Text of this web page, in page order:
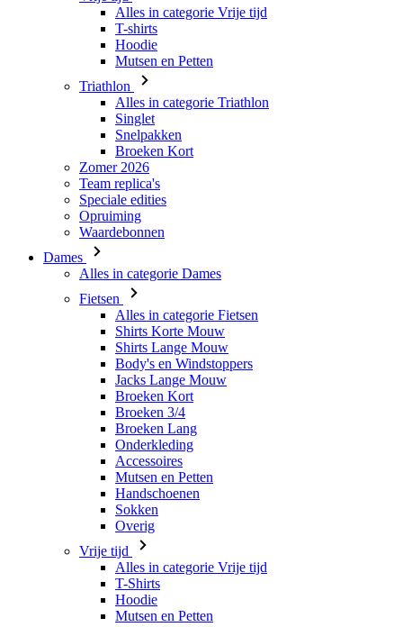
Triathlon
Alles in categorie Triathlon
Singlet
Snelpakken
Broeken Kort
Zomer 2026
Team replica's
Speciale edities
Opruiming
Waardebonnen
Dames
Alles in categorie Dames
Fietsen
Alles in categorie Fietsen
Shirts Lange Mouw
Body's en Windstoppers
Jacks Lange Mouw
Broeken Kort
Broeken 3/4
Broeken Lang
Onderkleding
Accessoires
Mutsen en Petten
Handschoenen
Sokken
Overig
Vrije tijd
Alles in categorie Vrije tijd
T-Shirts
Hoodie
Mutsen en Petten
Triathlon
Alles in categorie Triathlon
Singlet
Snelpakken